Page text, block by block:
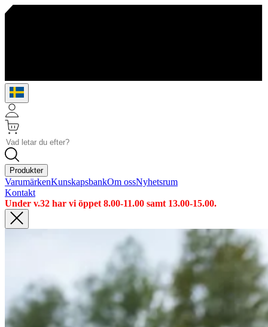
Produkter
VarumärkenKunskapsbankOm ossNyhetsrum
Kontakt
Under v.32 har vi öppet 8.00-11.00 samt 13.00-15.00.